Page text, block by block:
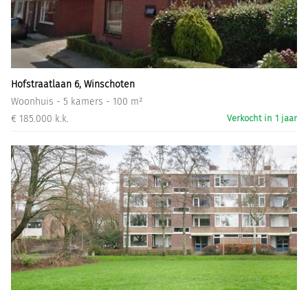
Hofstraatlaan 6, Winschoten
Woonhuis - 5 kamers - 100 m²
€ 185.000 k.k.
Verkocht in 1 jaar